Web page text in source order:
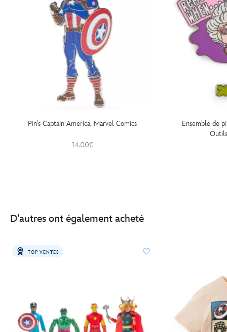
Pin's Captain America, Marvel Comics
14.00€
Ensemble de
D'autres ont également acheté
TOP VENTES